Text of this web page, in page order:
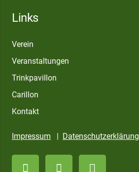
Links
Verein
Veranstaltungen
Trinkpavillon
Carillon
Kontakt
Impressum | Datenschutzerklärung